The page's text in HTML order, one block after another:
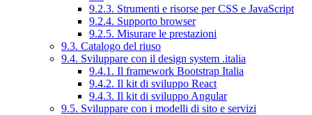
9.2.3. Strumenti e risorse per CSS e JavaScript
9.2.4. Supporto browser
9.2.5. Misurare le prestazioni
9.3. Catalogo del riuso
9.4. Sviluppare con il design system .italia
9.4.1. Il framework Bootstrap Italia
9.4.2. Il kit di sviluppo React
9.4.3. Il kit di sviluppo Angular
9.5. Sviluppare con i modelli di sito e servizi